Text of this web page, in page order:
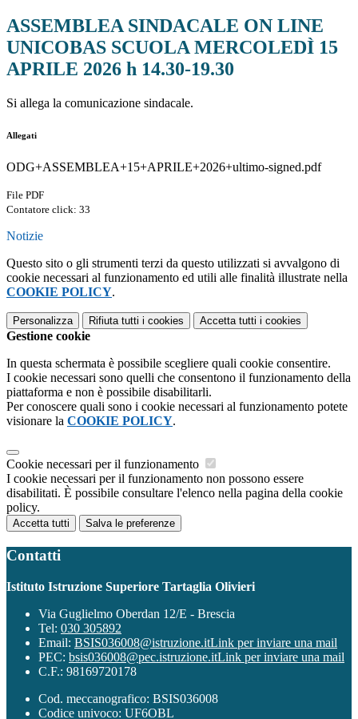
ASSEMBLEA SINDACALE ON LINE
UNICOBAS SCUOLA MERCOLEDÌ 15
APRILE 2026 h 14.30-19.30
Si allega la comunicazione sindacale.
Allegati
ODG+ASSEMBLEA+15+APRILE+2026+ultimo-signed.pdf
File PDF
Contatore click: 33
Notizie
Questo sito o gli strumenti terzi da questo utilizzati si avvalgono di
cookie necessari al funzionamento ed utili alle finalità illustrate nella
COOKIE POLICY.
Personalizza Rifiuta tutti i cookies Accetta tutti i cookies
Gestione cookie
In questa schermata è possibile scegliere quali cookie consentire.
I cookie necessari sono quelli che consentono il funzionamento della
piattaforma e non è possibile disabilitarli.
Per conoscere quali sono i cookie necessari al funzionamento potete
visionare la COOKIE POLICY.
Cookie necessari per il funzionamento
I cookie necessari per il funzionamento non possono essere
disabilitati. È possibile consultare l'elenco nella pagina della cookie
policy.
Accetta tutti Salva le preferenze
Contatti
Istituto Istruzione Superiore Tartaglia Olivieri
Via Guglielmo Oberdan 12/E - Brescia
Tel: 030 305892
Email: BSIS036008@istruzione.itLink per inviare una mail
PEC: bsis036008@pec.istruzione.itLink per inviare una mail
C.F.: 98169720178
Cod. meccanografico: BSIS036008
Codice univoco: UF6OBL